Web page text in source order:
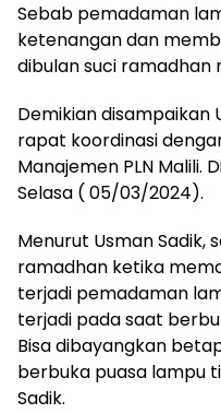
Sebab pemadaman
ketenangan dan
dibulan suci ramadhan
Demikian disampaikan
rapat koordinasi
Manajemen PLN Malili.
Selasa ( 05/03/2024).
Menurut Usman Sadik,
ramadhan ketika
terjadi pemadaman
terjadi pada saat
Bisa dibayangkan
berbuka puasa lampu
Sadik.